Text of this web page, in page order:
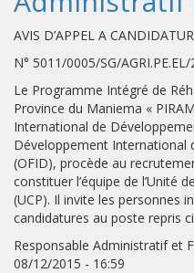
AVIS D’APPEL A
N° 5011/0005/SG/
Le Programme Intégré de
Province du Maniema «
International de
Développement International
(OFID), procède au
constituer l’équipe de l’Unité
(UCP). Il invite les personnes
candidatures au poste repris
Responsable Administratif et
08/12/2015 - 16:59